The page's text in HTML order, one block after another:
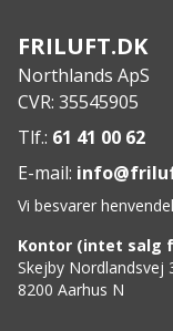
To forlommer
Lårlomme med
Baglomme med
Skjult lynlås på
Forstærkning
holdbarhed
Lynlås på den
justering
Specs:
FRILUFT.DK
Northlands ApS
CVR: 35545905
Tlf.: 61 41 00 62
E-mail:
Vi besvarer
Kontor (intet salg
Skejby Nordlandsvej
8200 Aarhus N